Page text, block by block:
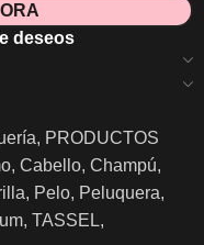
deseos
, PRODUCTOS
, Cabello, Champú,
, Pelo, Peluquera,
, TASSEL,